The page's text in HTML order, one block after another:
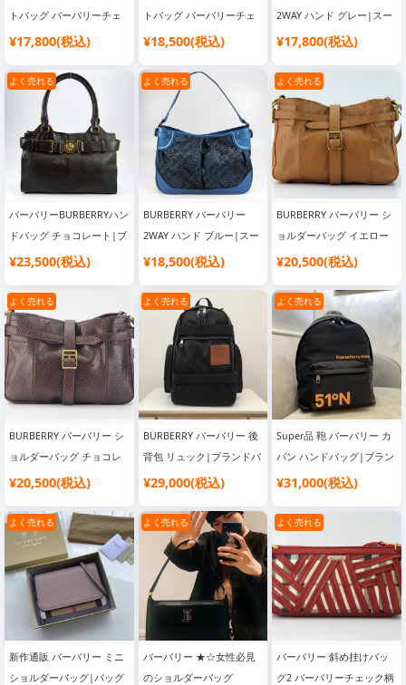
トバッグ バーバリーチェ
ック柄×チョコレート|人
¥17,800(税込)
トバッグ バーバリーチェ
ック柄×グレー|韓国流行
¥18,500(税込)
2WAY ハンド グレー|スー
パーコピー 優良サイト
¥17,800(税込)
よく売れる
バーバリーBURBERRYハン
ドバッグ チョコレート|ブ
ランド風 バッグ 激安 高品
¥23,500(税込)
よく売れる
BURBERRY バーバリー
2WAY ハンド ブルー|スー
パーコピー 優良サイト
¥18,500(税込)
よく売れる
BURBERRY バーバリー シ
ョルダーバッグ イエロー
オークル|ブランド風 バッ
¥20,500(税込)
よく売れる
BURBERRY バーバリー シ
ョルダーバッグ チョコレ
ート|韓国流行り ブランド
¥20,500(税込)
よく売れる
BURBERRY バーバリー 後
背包 リュック|ブランドバ
ッグ コピー 通販
¥29,000(税込)
よく売れる
Super品 鞄 バーバリー カ
バン ハンドバッグ|ブラン
ドバッグ コピー 通販
¥31,000(税込)
よく売れる
新作通販 バーバリー ミニ
ショルダーバッグ|バッグ
よく売れる
バーバリー ★☆女性必見
のショルダーバッグ
よく売れる
バーバリー 斜め挂けバッ
グ2 バーバリーチェック柄